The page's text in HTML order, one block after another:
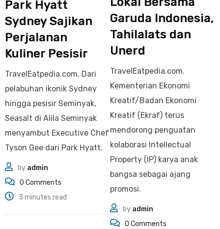
Park Hyatt
Sydney Sajikan
Perjalanan
Kuliner Pesisir
TravelEatpedia.com. Dari
pelabuhan ikonik Sydney
hingga pesisir Seminyak,
Seasalt di Alila Seminyak
menyambut Executive Chef
Tyson Gee dari Park Hyatt.
by admin
0 Comments
3 minutes read
Garuda Indonesia,
Tahilalats dan
Unerd
TravelEatpedia.com.
Kementerian Ekonomi
Kreatif/Badan Ekonomi
Kreatif (Ekraf) terus
mendorong penguatan
kolaborasi Intellectual
Property (IP) karya anak
bangsa sebagai ajang
promosi.
by admin
0 Comments